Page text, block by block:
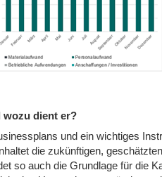
wozu dient er?
und ein wichtiges
die zukünftigen,
so auch die Grundlage für die